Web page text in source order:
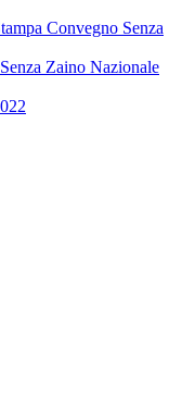
Convegno Senza
Zaino Nazionale